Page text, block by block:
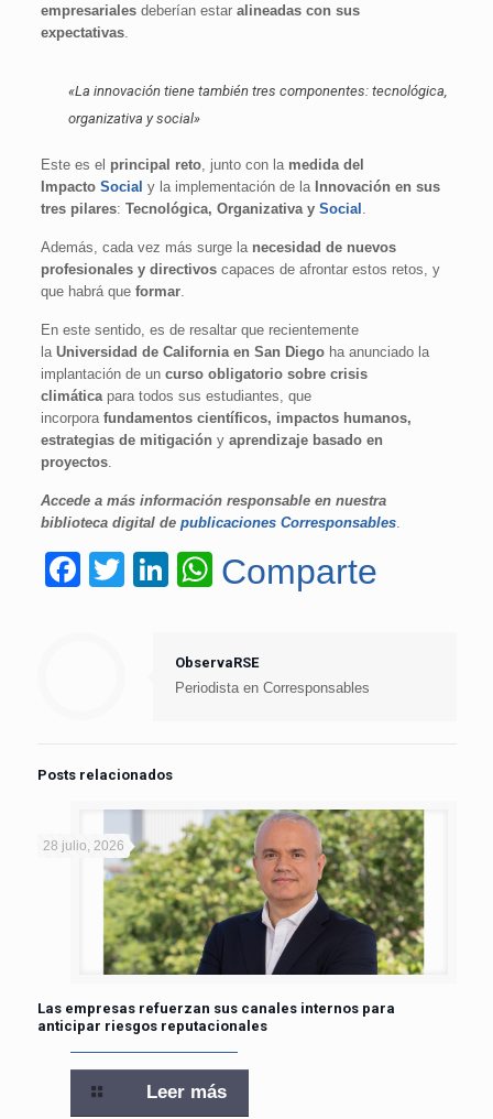
empresariales deberían estaralineadas con sus
expectativas
«La innovación tiene también tres componentes: tecnológica,
organizativa ysocial»
Este es el principal reto , junto con la medida del
ImpactoSocial y la implementación de la Innovación en sus
tres pilares:Tecnológica, Organizativa ySocial
Además, cada vez más surge la necesidad de nuevos
profesionales y directivos capaces de afrontar estos retos, y
que habrá queformar
En este sentido, es de resaltar que recientemente
laUniversidad de California en San Diego ha anunciado la
implantación de uncurso obligatorio sobre crisis
climática para todos sus estudiantes, que
incorporafundamentos científicos, impactos humanos,
estrategias de mitigación yaprendizaje basado en
proyectos
Accede a más información responsable en nuestra
biblioteca digital de publicaciones Corresponsables
Facebook
Twitter
LinkedIn
WhatsApp
Comparte
ObservaRSE
Periodista en Corresponsables
Posts relacionados
28 julio, 2026
Las empresas refuerzan sus canales internos para
anticipar riesgos reputacionales
Leer más